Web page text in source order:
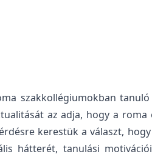
szakkollégiumokban
az adja, hogy a
kerestük a választ,
hátterét, tanulási